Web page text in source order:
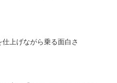
上げながら乗る面白さ